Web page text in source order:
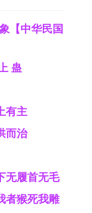
【中华民国
蛊
有主
而治
无履首无毛
者猴死我雕